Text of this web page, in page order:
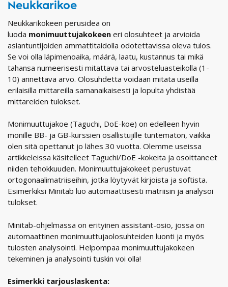
Neukkarikoe
Neukkarikokeen perusidea on
luoda monimuuttujakokeen eri olosuhteet ja arvioida
asiantuntijoiden ammattitaidolla odotettavissa oleva tulos.
Se voi olla läpimenoaika, määrä, laatu, kustannus tai mikä
tahansa numeerisesti mitattava tai arvosteluasteikolla (1-
10) annettava arvo. Olosuhdetta voidaan mitata useilla
erilaisilla mittareilla samanaikaisesti ja lopulta yhdistää
mittareiden tulokset.
Monimuuttujakoe (Taguchi, DoE-koe) on edelleen hyvin
monille BB- ja GB-kurssien osallistujille tuntematon, vaikka
olen sitä opettanut jo lähes 30 vuotta. Olemme useissa
artikkeleissa käsitelleet Taguchi/DoE -kokeita ja osoittaneet
niiden tehokkuuden. Monimuuttujakokeet perustuvat
ortogonaalimatriiseihin, jotka löytyvät kirjoista ja softista.
Esimerkiksi Minitab luo automaattisesti matriisin ja analysoi
tulokset.
Minitab-ohjelmassa on erityinen assistant-osio, jossa on
automaattinen monimuuttujaolosuhteiden luonti ja myös
tulosten analysointi. Helpompaa monimuuttujakokeen
tekeminen ja analysointi tuskin voi olla!
Esimerkki tarjouslaskenta: